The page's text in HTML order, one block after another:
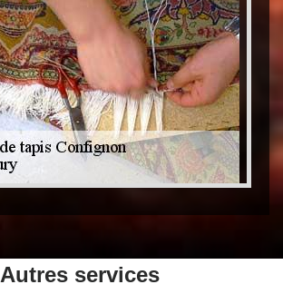
Autres services